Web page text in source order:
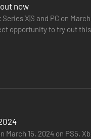
now
X|S and PC on
opportunity to try out
15, 2024 on PS5,